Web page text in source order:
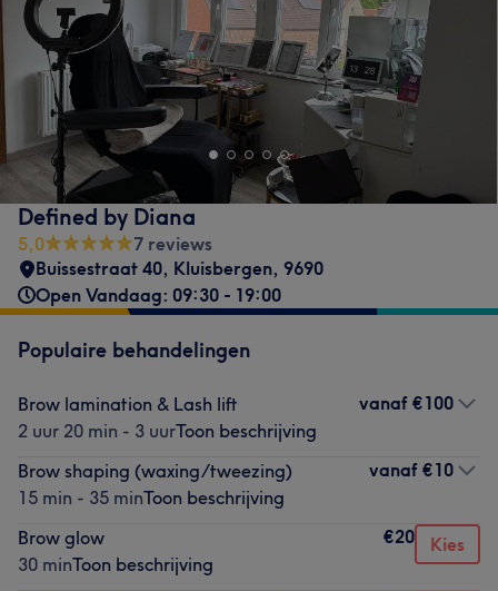
Defined by Diana
5,0
7 reviews
Buissestraat 40, Kluisbergen, 9690
Open Vandaag: 09:30 - 19:00
Populaire behandelingen
Brow lamination & Lash lift
2 uur 20 min - 3 uurToon beschrijving
vanaf €100
Brow shaping (waxing/tweezing)
15 min - 35 minToon beschrijving
vanaf €10
Brow glow
30 minToon beschrijving
€20 Kies